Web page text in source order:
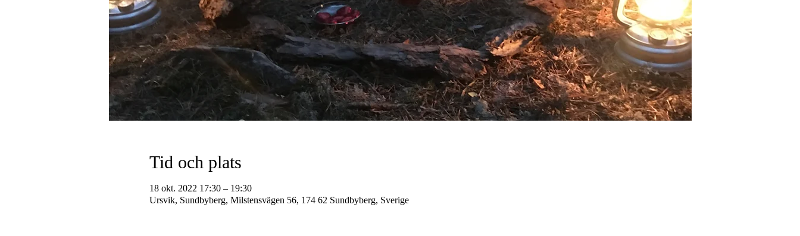
Tid och plats
18 okt. 2022 17:30 – 19:30
Ursvik, Sundbyberg, Milstensvägen 56, 174 62 Sundbyberg, Sverige